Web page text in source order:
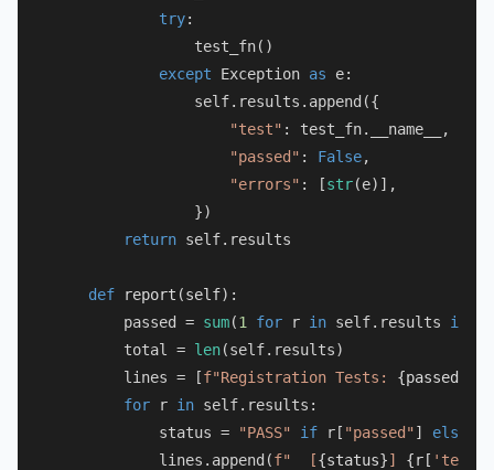
try:
                test_fn()
except Exception as e:
                self.results.append({
"test" : test_fn.__name__,
"passed" : False,
"errors" : [str(e)],
                })
return self.results
def report (self):
        passed =
sum(1 for r in self.results if
        total =
len(self.results)
        lines = [
f"Registration Tests: {passed}
for r in self.results:
            status =
"PASS" if r[ "passed" ] else
            lines.append(
f"  [{status}] {r[ 'test'